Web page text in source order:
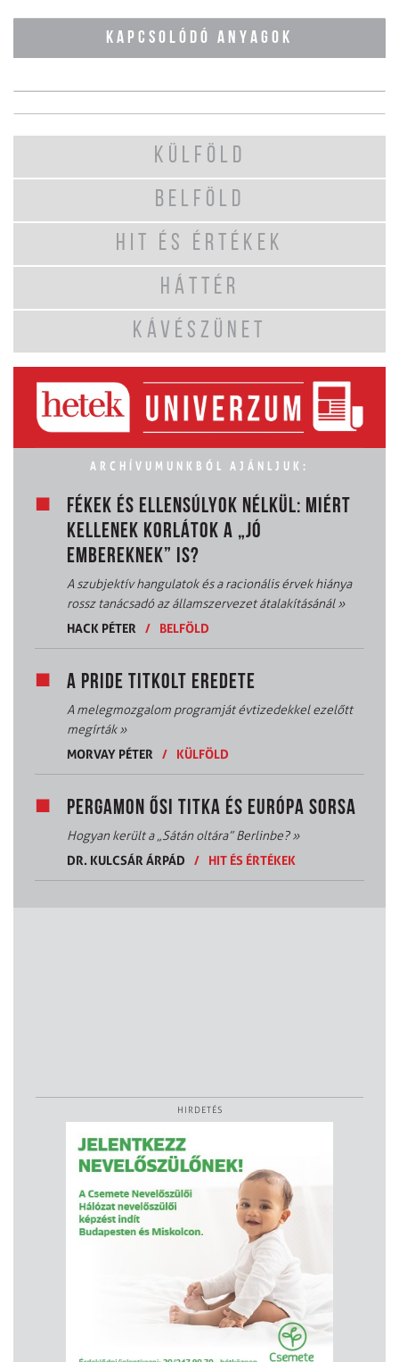
KAPCSOLÓDÓ ANYAGOK
KÜLFÖLD
BELFÖLD
HIT ÉS ÉRTÉKEK
HÁTTÉR
KÁVÉSZÜNET
ARCHÍVUMUNKBÓL AJÁNLJUK:
FÉKEK ÉS ELLENSÚLYOK NÉLKÜL: MIÉRT
KELLENEK KORLÁTOK A „JÓ
EMBEREKNEK” IS?
A szubjektív hangulatok és a racionális érvek hiánya
rossz tanácsadó az államszervezet átalakításánál»
HACK PÉTER
/ BELFÖLD
A PRIDE TITKOLT EREDETE
A melegmozgalom programját évtizedekkel ezelőtt
megírták»
MORVAY PÉTER
/ KÜLFÖLD
PERGAMON ŐSI TITKA ÉS EURÓPA SORSA
Hogyan került a „Sátán oltára” Berlinbe?»
DR. KULCSÁR ÁRPÁD
/ HIT ÉS ÉRTÉKEK
HIRDETÉS